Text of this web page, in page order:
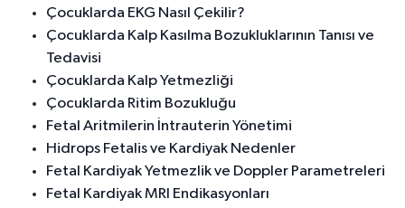
Çocuklarda EKG Nasıl Çekilir?
Çocuklarda Kalp Kasılma Bozukluklarının Tanısı ve
Tedavisi
Çocuklarda Kalp Yetmezliği
Çocuklarda Ritim Bozukluğu
Fetal Aritmilerin İntrauterin Yönetimi
Hidrops Fetalis ve Kardiyak Nedenler
Fetal Kardiyak Yetmezlik ve Doppler Parametreleri
Fetal Kardiyak MRI Endikasyonları